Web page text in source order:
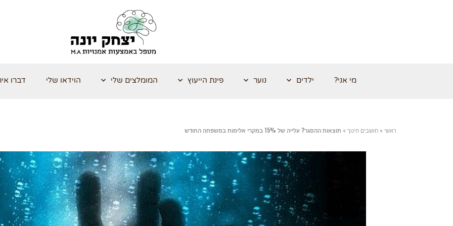
מי אני? ילדים נוער פינת הייעוץ המומלצים שלי הוידאו שלי דברו
ראשי » חושבים חינוך » תוצאות ההסגר? עלייה של 15% במקרי אלימות במשפחה החודש